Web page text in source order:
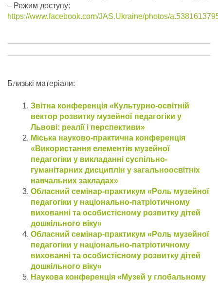
– Режим доступу:
https://www.facebook.com/JAS.Ukraine/photos/
Близькі матеріали:
Звітна конференція «Культурно-освітній
вектор розвитку музейної педагогіки у
Львові: реалії і перспективи»
Міська науково-практична конференція
«Використання елементів музейної
педагогіки у викладанні суспільно-
гуманітарних дисциплін у загальноосвітніх
навчальних закладах»
Обласний семінар-практикум «Роль музейної
педагогіки у національно-патріотичному
вихованні та особистісному розвитку дітей
дошкільного віку»
Обласний семінар-практикум «Роль музейної
педагогіки у національно-патріотичному
вихованні та особистісному розвитку дітей
дошкільного віку»
Наукова конференція «Музей у глобальному